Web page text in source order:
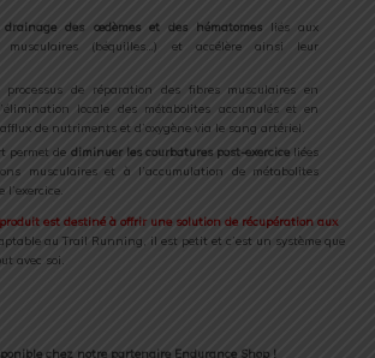
des œdèmes et des hématomesliés aux
musculaires (béquilles…) et accélère ainsi leur
de réparation des fibres musculaires en
locale des métabolites accumulés et en
de nutriments et d’oxygène via le sang artériel.
permet de diminuer les courbatures post-exercice liées
musculaires et à l’accumulation de métabolites
est destiné à offrir une solution de récupération aux
au Trail Running, il est petit et c’est un système que
avec soi.
chez notre partenaire Endurance Shop !